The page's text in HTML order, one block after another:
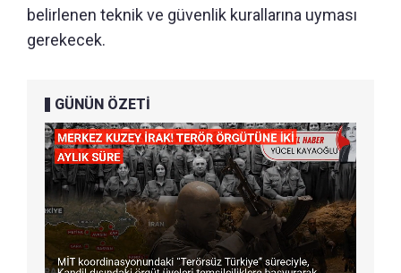
belirlenen teknik ve güvenlik kurallarına uyması
gerekecek.
GÜNÜN ÖZETİ